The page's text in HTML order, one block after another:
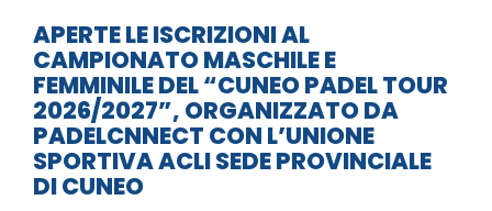
APERTE LE ISCRIZIONI AL
CAMPIONATO MASCHILE E
FEMMINILE DEL “CUNEO PADEL TOUR
2026/2027”, ORGANIZZATO DA
PADELCNNECT CON L’UNIONE
SPORTIVA ACLI SEDE PROVINCIALE
DI CUNEO